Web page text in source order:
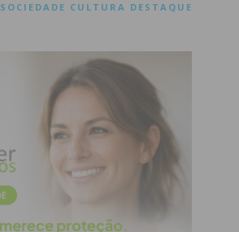
SOCIEDADE CULTURA DESTAQUE